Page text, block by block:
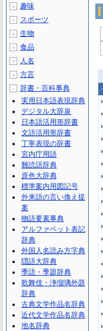
＋ 趣味
＋ スポーツ
＋ 生物
＋ 食品
＋ 人名
＋ 方言
－
辞書・百科事典
実用日本語表現辞典
デジタル大辞泉
日本語活用形辞書
文語活用形辞書
丁寧表現の辞書
宮内庁用語
難読語辞典
原色大辞典
標準案内用図記号
外来語の言い換え提
案
物語要素事典
アルファベット表記
辞典
外国人名読み方字典
隠語大辞典
季語・季題辞典
歌舞伎・浄瑠璃外題
辞典
古典文学作品名辞典
近代文学作品名辞典
地名辞典